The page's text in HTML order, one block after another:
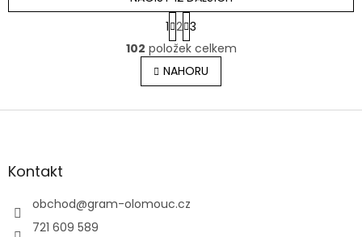
zvěřinu, do...
O
v
l
á
k
S
t
r
á
n
k
v
1 2 3
102 položek celkem
NAHORU
Z
aKontakt
obchod@gram-olomouc.cz
721 609 589